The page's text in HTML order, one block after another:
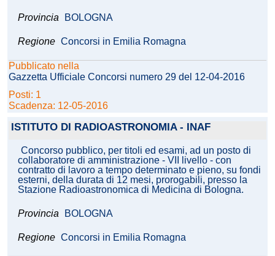
Provincia BOLOGNA
Regione Concorsi in Emilia Romagna
Pubblicato nella
Gazzetta Ufficiale Concorsi numero 29 del 12-04-2016
Posti: 1
Scadenza: 12-05-2016
ISTITUTO DI RADIOASTRONOMIA - INAF
Concorso pubblico, per titoli ed esami, ad un posto di
collaboratore di amministrazione - VII livello - con
contratto di lavoro a tempo determinato e pieno, su fondi
esterni, della durata di 12 mesi, prorogabili, presso la
Stazione Radioastronomica di Medicina di Bologna.
Provincia BOLOGNA
Regione Concorsi in Emilia Romagna